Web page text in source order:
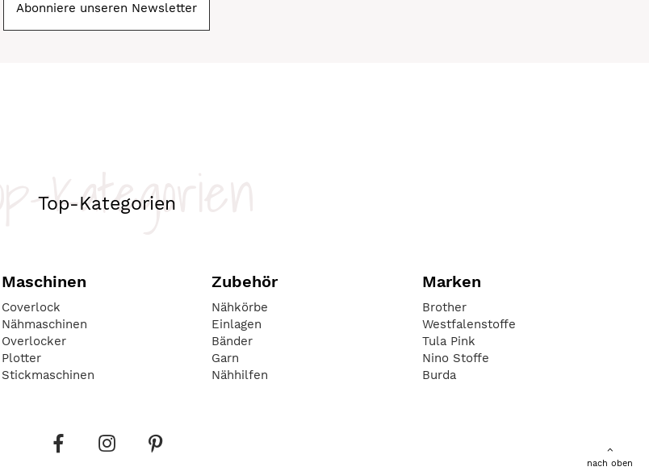
Abonniere unseren Newsletter
Top-Kategorien
Top-Kategorien
Maschinen
Coverlock
Nähmaschinen
Overlocker
Plotter
Stickmaschinen
Zubehör
Nähkörbe
Einlagen
Bänder
Garn
Nähhilfen
Marken
Brother
Westfalenstoffe
Tula Pink
Nino Stoffe
Burda
nach oben